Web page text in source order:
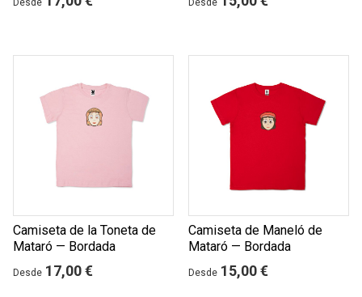
Camiseta de la Toneta de
Mataró — Bordada
Desde 17,00 €
Camiseta de Maneló de
Mataró — Bordada
Desde 15,00 €